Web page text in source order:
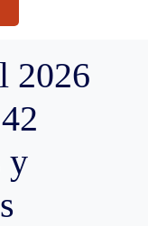
2026
y